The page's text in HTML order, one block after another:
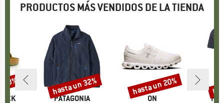
PRODUCTOS MÁS VENDIDOS DE LA TIENDA
MARCA
PATAGONIA
Descuento
hasta un 32%
MARCA
ON
Descuento
hasta un 20%